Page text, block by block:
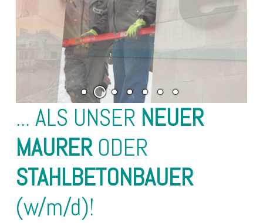
... ALS UNSER NEUER
MAURER ODER
STAHLBETONBAUER
(w/m/d)!